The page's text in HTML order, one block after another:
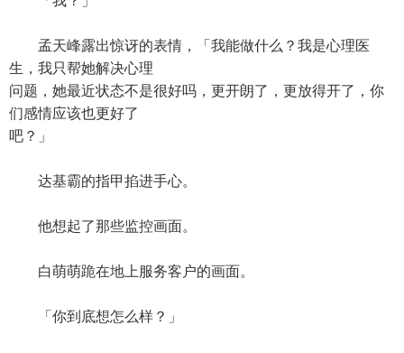
孟天峰露出惊讶的表情，「我能做什么？我是心理医
生，我只帮她解决心理
问题，她最近状态不是很好吗，更开朗了，更放得开了，你
们感情应该也更好了
吧？」
达基霸的指甲掐进手心。
他想起了那些监控画面。
白萌萌跪在地上服务客户的画面。
「你到底想怎么样？」